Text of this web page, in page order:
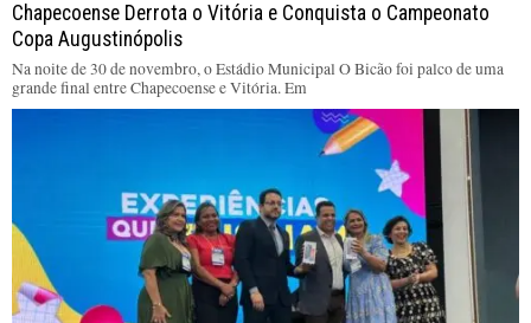
Chapecoense Derrota o Vitória e Conquista o Campeonato
Copa Augustinópolis
Na noite de 30 de novembro, o Estádio Municipal O Bicão foi palco de uma
grande final entre Chapecoense e Vitória. Em